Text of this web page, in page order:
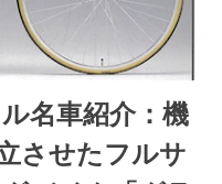
名車紹介：機
させたフルサ